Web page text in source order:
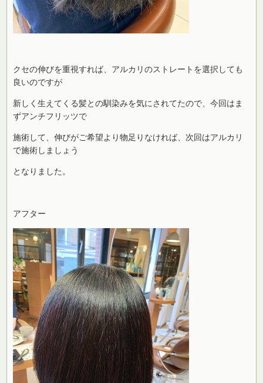
クセの伸びを重視すれば、アルカリのストレートを選択しても
良いのですが
新しく生えてくる髪との馴染みを気にされてたので、今回はま
ずアンチフリッツで
施術して、伸びがご希望より物足りなければ、次回はアルカリ
で施術しましょう
となりました。
アフター